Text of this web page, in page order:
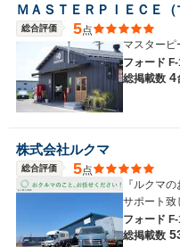
ＭＡＳＴＥＲＰＩＥＣＥ（
総合評価 5点
マスター
フォード
総掲載数 4
株式会社ルクマ
総合評価 5点
『ルクマ
サポート致
フォード
総掲載数